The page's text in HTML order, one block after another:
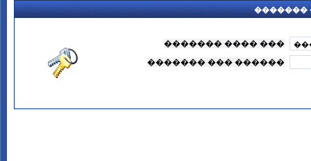
�������
������� ���� ���
������� ��� ������